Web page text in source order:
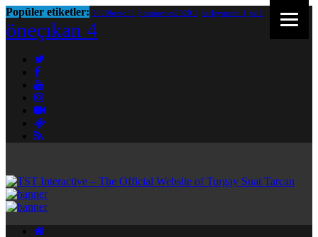
Popüler etiketler: 2020bestof 1 bestmovies2020 1 harleyquinn 1 tst 1
öneçıkan 4